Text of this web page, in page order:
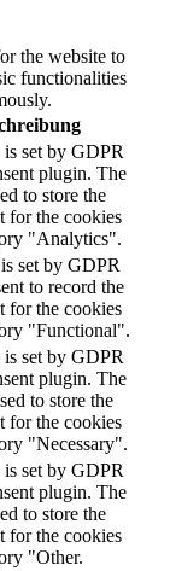
the website to
functionalities
set by GDPR
plugin. The
to store the
for the cookies
"Analytics".
set by GDPR
to record the
for the cookies
"Functional".
set by GDPR
plugin. The
to store the
for the cookies
"Necessary".
set by GDPR
plugin. The
to store the
for the cookies
"Other.